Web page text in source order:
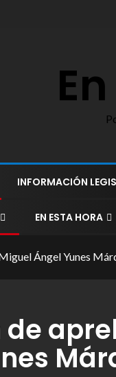
INFORMACIÓN
EN ESTA HORA
Ángel Yunes